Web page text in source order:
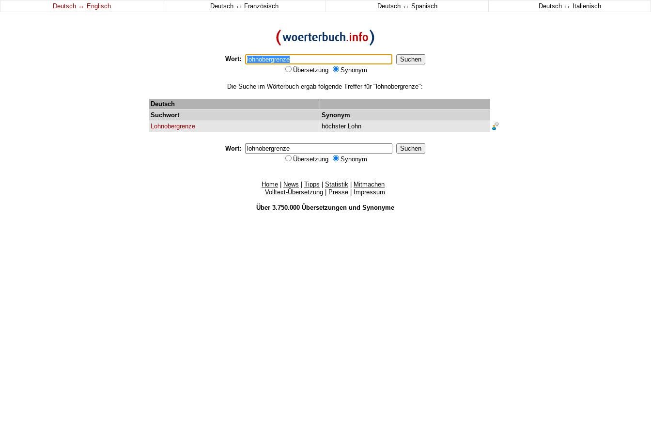
Deutsch ↔ Englisch Deutsch ↔ Französisch Deutsch ↔ Spanisch Deutsch ↔ Italienisch
Wort:
Übersetzung
Synonym
Die Suche im Wörterbuch ergab folgende Treffer für "lohnobergrenze":
Deutsch
Suchwort
Synonym
Lohnobergrenze
höchster Lohn
Wort:
Übersetzung
Synonym
Home News Tipps Statistik
Mitmachen
Volltext-Übersetzung
Presse Impressum
Über 3.750.000 Übersetzungenund Synonyme